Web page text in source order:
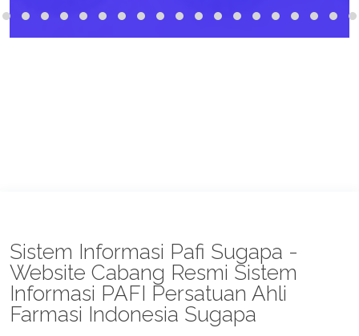
Sistem Informasi Pafi Sugapa -
Website Cabang Resmi Sistem
Informasi PAFI Persatuan Ahli
Farmasi Indonesia Sugapa